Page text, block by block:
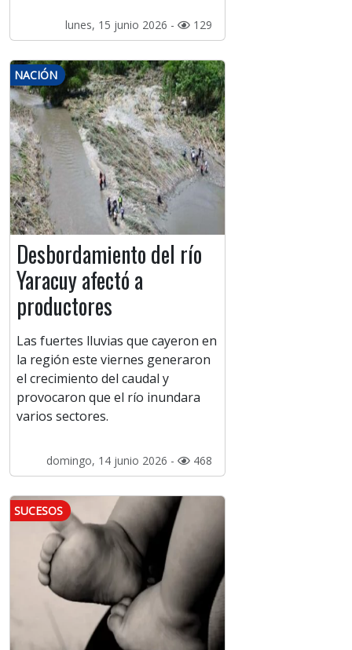
lunes, 15 junio 2026 - 129
NACIÓN
Desbordamiento del río
Yaracuy afectó a
productores
Las fuertes lluvias que cayeron en
la región este viernes generaron
el crecimiento del caudal y
provocaron que el río inundara
varios sectores.
domingo, 14 junio 2026 - 468
SUCESOS